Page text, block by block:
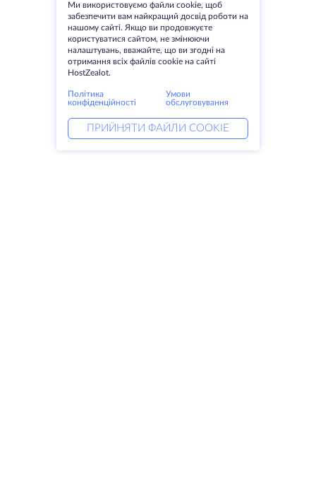
Ми використовуємо файли cookie, щоб
забезпечити вам найкращий досвід роботи на
нашому сайті. Якщо ви продовжуєте
користуватися сайтом, не змінюючи
налаштувань, вважайте, що ви згодні на
отримання всіх файлів cookie на сайті
HostZealot.
Політика
конфіденційності
Умови
обслуговування
ПРИЙНЯТИ ФАЙЛИ COOKIE